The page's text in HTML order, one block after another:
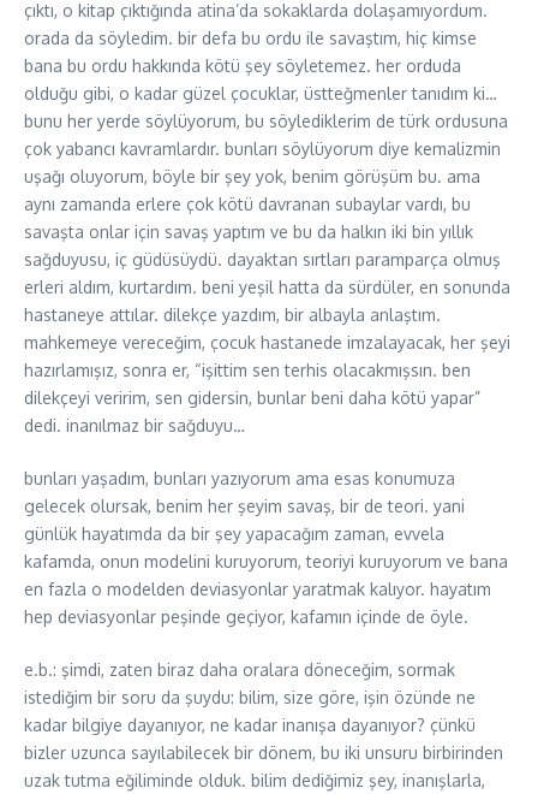
çıktı, o kitap çıktığında atina’da sokaklarda dolaşamıyordum.
orada da söyledim. bir defa bu ordu ile savaştım, hiç kimse
bana bu ordu hakkında kötü şey söyletemez. her orduda
olduğu gibi, o kadar güzel çocuklar, üstteğmenler tanıdım ki…
bunu her yerde söylüyorum, bu söylediklerim de türk ordusuna
çok yabancı kavramlardır. bunları söylüyorum diye kemalizmin
uşağı oluyorum, böyle bir şey yok, benim görüşüm bu. ama
aynı zamanda erlere çok kötü davranan subaylar vardı, bu
savaşta onlar için savaş yaptım ve bu da halkın iki bin yıllık
sağduyusu, iç güdüsüydü. dayaktan sırtları paramparça olmuş
erleri aldım, kurtardım. beni yeşil hatta da sürdüler, en sonunda
hastaneye attılar. dilekçe yazdım, bir albayla anlaştım.
mahkemeye vereceğim, çocuk hastanede imzalayacak, her şeyi
hazırlamışız, sonra er, “işittim sen terhis olacakmışsın. ben
dilekçeyi veririm, sen gidersin, bunlar beni daha kötü yapar”
dedi. inanılmaz bir sağduyu…
bunları yaşadım, bunları yazıyorum ama esas konumuza
gelecek olursak, benim her şeyim savaş, bir de teori. yani
günlük hayatımda da bir şey yapacağım zaman, evvela
kafamda, onun modelini kuruyorum, teoriyi kuruyorum ve bana
en fazla o modelden deviasyonlar yaratmak kalıyor. hayatım
hep deviasyonlar peşinde geçiyor, kafamın içinde de öyle.
e.b.: şimdi, zaten biraz daha oralara döneceğim, sormak
istediğim bir soru da şuydu: bilim, size göre, işin özünde ne
kadar bilgiye dayanıyor, ne kadar inanışa dayanıyor? çünkü
bizler uzunca sayılabilecek bir dönem, bu iki unsuru birbirinden
uzak tutma eğiliminde olduk. bilim dediğimiz şey, inanışlarla,